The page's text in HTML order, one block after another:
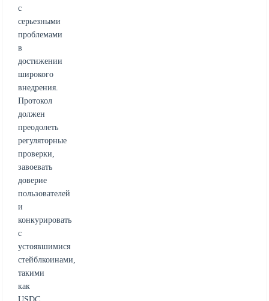
с
серьезными
проблемами
в
достижении
широкого
внедрения.
Протокол
должен
преодолеть
регуляторные
проверки,
завоевать
доверие
пользователей
и
конкурировать
с
устоявшимися
стейблкоинами,
такими
как